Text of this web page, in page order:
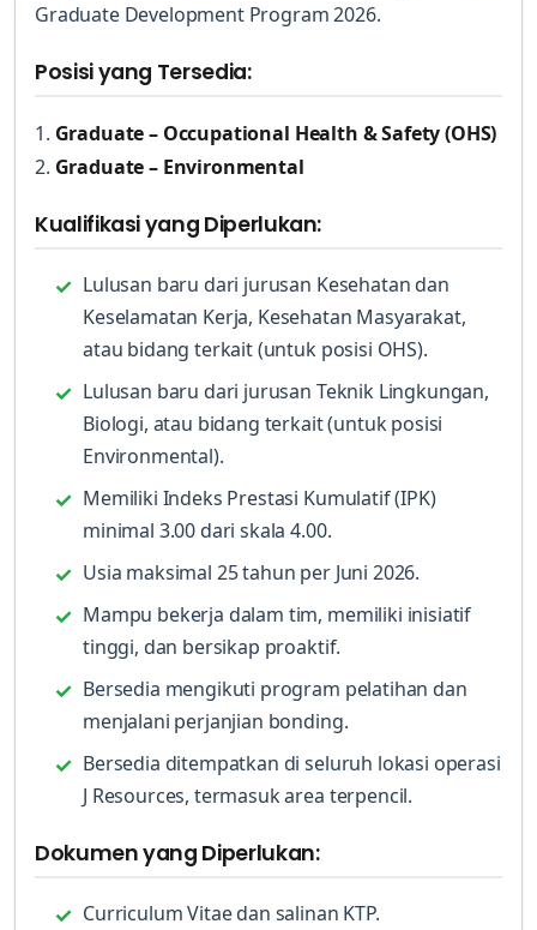
Graduate Development Program 2026.
Posisi yang Tersedia:
1. Graduate – Occupational Health & Safety (OHS)
2. Graduate – Environmental
Kualifikasi yang Diperlukan:
Lulusan baru dari jurusan Kesehatan dan
Keselamatan Kerja, Kesehatan Masyarakat,
atau bidang terkait (untuk posisi OHS).
Lulusan baru dari jurusan Teknik Lingkungan,
Biologi, atau bidang terkait (untuk posisi
Environmental).
Memiliki Indeks Prestasi Kumulatif (IPK)
minimal 3.00 dari skala 4.00.
Usia maksimal 25 tahun per Juni 2026.
Mampu bekerja dalam tim, memiliki inisiatif
tinggi, dan bersikap proaktif.
Bersedia mengikuti program pelatihan dan
menjalani perjanjian bonding.
Bersedia ditempatkan di seluruh lokasi operasi
J Resources, termasuk area terpencil.
Dokumen yang Diperlukan:
Curriculum Vitae dan salinan KTP.